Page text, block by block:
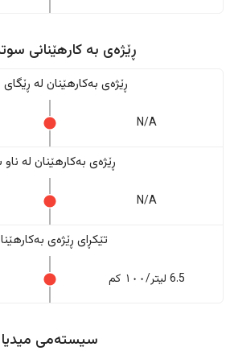
ڕێژەى به کارهێنانی
ڕێژەى بەکارهێنان له
N/A
ڕێژەى بەکارهێنان له
N/A
تێکڕای ڕێژەى
6.5 لیتر/١٠٠ کم
سیستەمی میدیا